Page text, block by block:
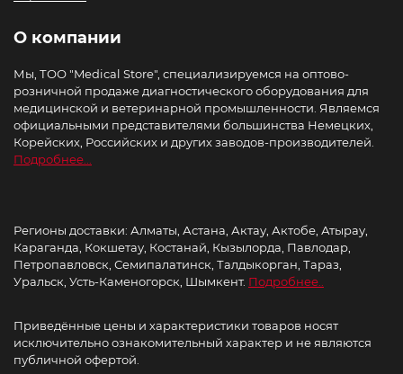
О компании
Мы, ТОО "Medical Store", специализируемся на оптово-
розничной продаже диагностического оборудования для
медицинской и ветеринарной промышленности. Являемся
официальными представителями большинства Немецких,
Корейских, Российских и других заводов-производителей.
Подробнее...
Регионы доставки: Алматы, Астана, Актау, Актобе, Атырау,
Караганда, Кокшетау, Костанай, Кызылорда, Павлодар,
Петропавловск, Семипалатинск, Талдыкорган, Тараз,
Уральск, Усть-Каменогорск, Шымкент. Подробнее..
Приведённые цены и характеристики товаров носят
исключительно ознакомительный характер и не являются
публичной офертой.